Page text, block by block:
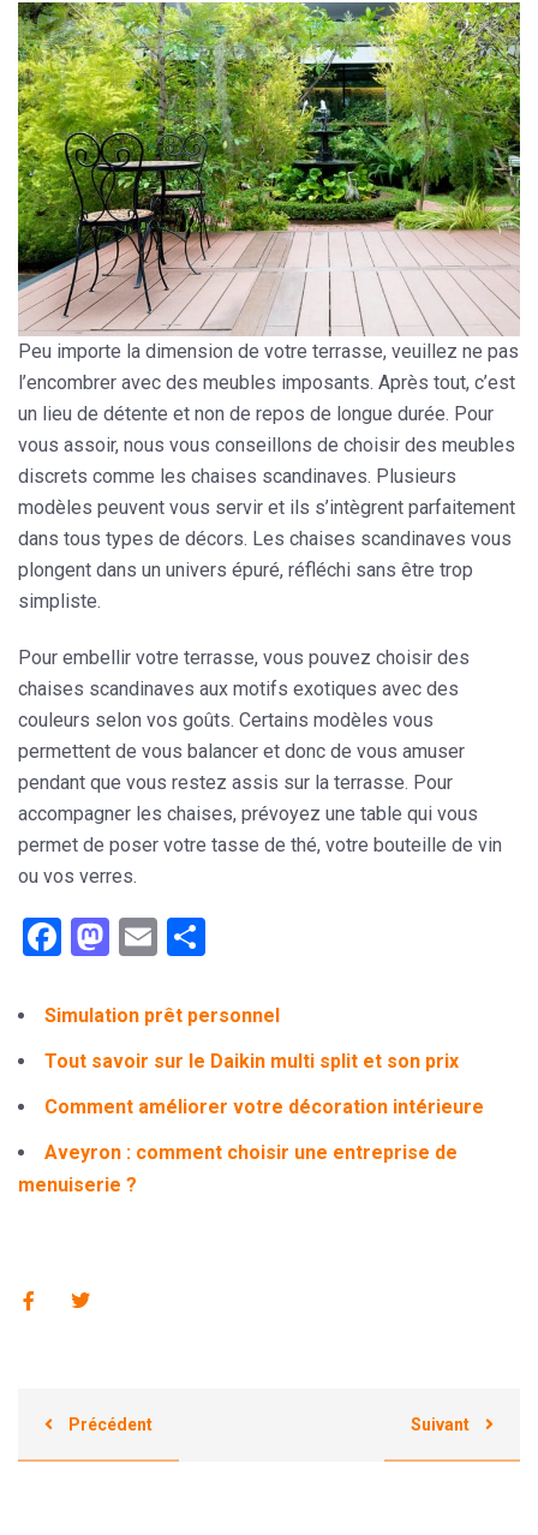
Peu importe la dimension de votre terrasse, veuillez ne pas
l’encombrer avec des meubles imposants. Après tout, c’est
un lieu de détente et non de repos de longue durée. Pour
vous assoir, nous vous conseillons de choisir des meubles
discrets comme les chaises scandinaves. Plusieurs
modèles peuvent vous servir et ils s’intègrent parfaitement
dans tous types de décors. Les chaises scandinaves vous
plongent dans un univers épuré, réfléchi sans être trop
simpliste.
Pour embellir votre terrasse, vous pouvez choisir des
chaises scandinaves aux motifs exotiques avec des
couleurs selon vos goûts. Certains modèles vous
permettent de vous balancer et donc de vous amuser
pendant que vous restez assis sur la terrasse. Pour
accompagner les chaises, prévoyez une table qui vous
permet de poser votre tasse de thé, votre bouteille de vin
ou vos verres.
Facebook
Mastodon
Email
Simulation prêt personnel
Tout savoir sur le Daikin multi split et son prix
Comment améliorer votre décoration intérieure
Aveyron : comment choisir une entreprise de
menuiserie ?
Précédent Suivant